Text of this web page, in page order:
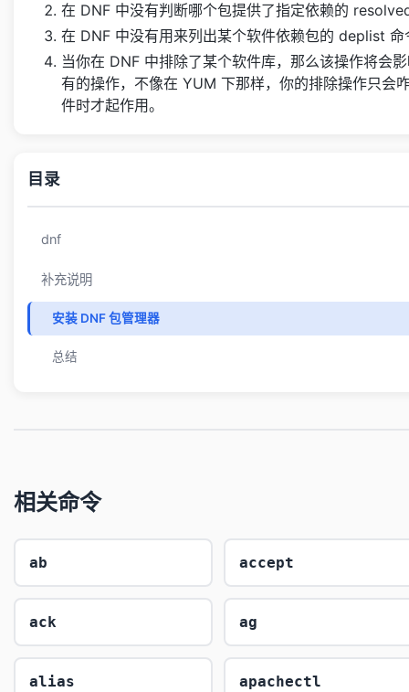
目录
dnf
补充说明
安装 DNF 包管理器
总结
在 DNF 中没有判断哪个包提供了指定依赖的
在 DNF 中没有用来列出某个软件依赖包的 deplist 命
当你在 DNF 中排除了某个软件库，那么该操作将会
有的操作，不像在 YUM 下那样，你的排除操作只会
件时才起作用。
相关命令
ab accept
ack ag
alias apachectl